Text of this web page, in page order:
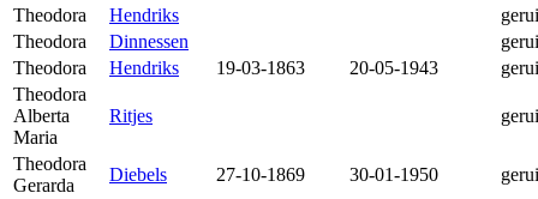
Theodora
Hendriks
Theodora
Dinnessen
Theodora
Hendriks 19-03-1863 20-05-1943
Theodora
Alberta
Maria
Ritjes
Theodora
Gerarda
Diebels 27-10-1869 30-01-1950